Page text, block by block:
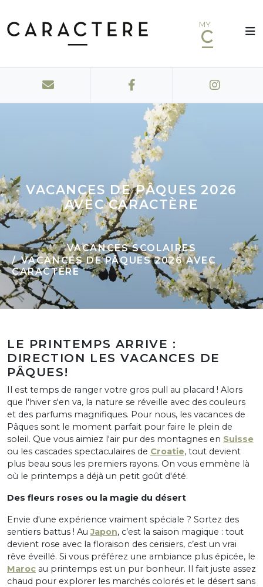
MY
VACANCES DE PÂQUES 2026
AVEC CARACTÈRE
VACANCES SCOLAIRES
VACANCES DE PÂQUES 2026 AVEC
CARACTÈRE
LE PRINTEMPS ARRIVE :
DIRECTION LES VACANCES DE
PÂQUES!
Il est temps de ranger votre gros pull au placard ! Alors
que l'hiver s'en va, la nature se réveille avec des couleurs
et des parfums magnifiques. Pour nous, les vacances de
Pâques sont le moment parfait pour faire le plein de
soleil. Que vous aimiez l'air pur des montagnes en Suisse
ou les cascades spectaculaires de Croatie, tout devient
plus beau sous les premiers rayons. On vous emmène là
où le printemps a déjà un petit goût d'été.
Des fleurs roses ou la magie du désert
Envie d'une expérience vraiment spéciale ? Sortez des
sentiers battus ! AuJapon, c’est la saison magique : tout
devient rose avec la floraison des cerisiers, c’est un vrai
rêve éveillé. Si vous préférez une ambiance plus épicée, le
Maroc au printemps est un pur bonheur. Il fait juste assez
chaud pour explorer les marchés colorés et le désert sans